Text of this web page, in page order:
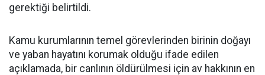
gerektiği belirtildi.
Kamu kurumlarının temel görevlerinden birinin doğayı
ve yaban hayatını korumak olduğu ifade edilen
açıklamada, bir canlının öldürülmesi için av hakkının en